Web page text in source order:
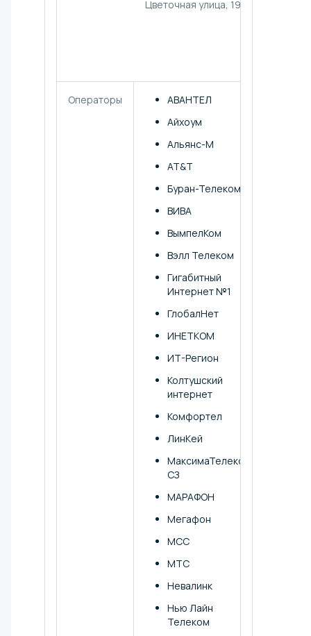
Цветочная улица, 19
Операторы
АВАНТЕЛ
Айхоум
Альянс-М
AT&T
Буран-Телеком
ВИВА
ВымпелКом
Вэлл Телеком
Гигабитный
Интернет №1
ГлобалНет
ИНЕТКОМ
ИТ-Регион
Колтушский
интернет
Комфортел
ЛинКей
МаксимаТелеком
СЗ
МАРАФОН
Мегафон
МСС
МТС
Невалинк
Нью Лайн
Телеком